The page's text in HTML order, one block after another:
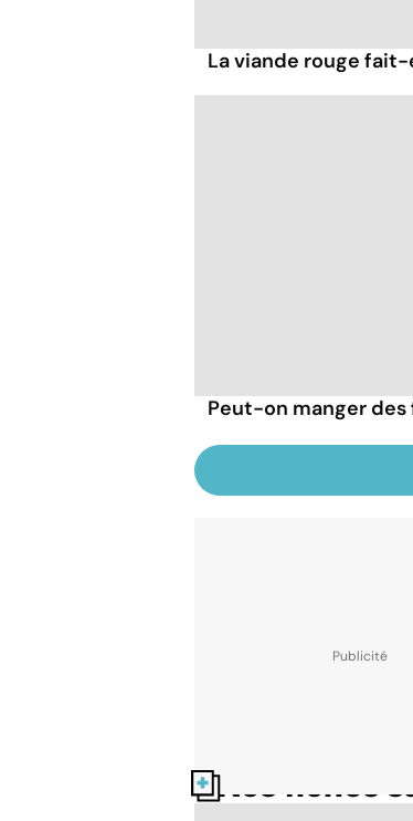
La viande rouge fait-
Peut-on manger des
Nos fiches